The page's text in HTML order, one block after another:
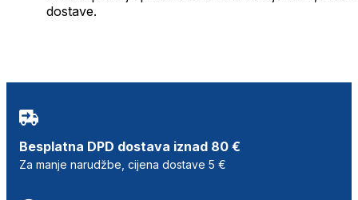
dostave.
Besplatna DPD dostava iznad 80 €
Za manje narudžbe, cijena dostave 5 €